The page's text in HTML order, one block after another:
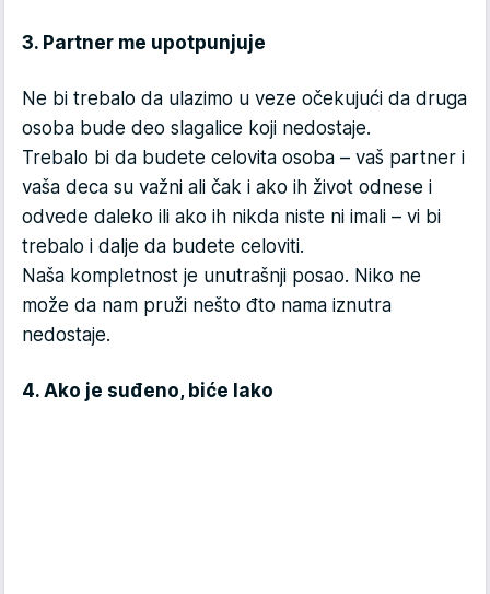
3. Partner me upotpunjuje
Ne bi trebalo da ulazimo u veze očekujući da druga
osoba bude deo slagalice koji nedostaje.
Trebalo bi da budete celovita osoba – vaš partner i
vaša deca su važni ali čak i ako ih život odnese i
odvede daleko ili ako ih nikda niste ni imali – vi bi
trebalo i dalje da budete celoviti.
Naša kompletnost je unutrašnji posao. Niko ne
može da nam pruži nešto đto nama iznutra
nedostaje.
4. Ako je suđeno, biće lako